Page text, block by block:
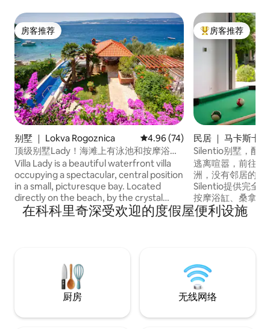
房客推荐
房客推荐
别墅 ｜ Lokva Rogoznica 平均评分 4.96 分（满分 5 分）
4.96 (74)
顶级别墅Lady！海滩上有泳池和按摩浴
缸！
Villa Lady is a beautiful waterfront villa
occupying a spectacular, central position
in a small, picturesque bay. Located
directly on the beach, by the crystal
clean Adriatic, and surrounded by
magnificent gardens with lemon trees
jacuzzi directly by the beach will help you
completely relax both your mind and
热门「房客推荐」
房客推荐
民居 ｜ 马卡斯卡
Silentio别墅，配
桑拿房
逃离喧嚣，前往被
洲，没有邻居的房
Silentio提供完全
按摩浴缸、桑拿房
常适合家庭和宠物
里维埃拉（
的地。
在科科里奇深受欢迎的度假屋便利设施
厨房 无线网络